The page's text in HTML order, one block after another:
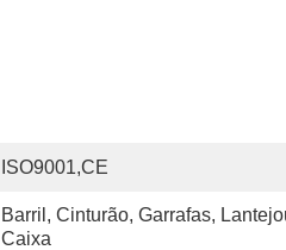
ISO9001,CE
Barril, Cinturão, Garrafas,
Caixa